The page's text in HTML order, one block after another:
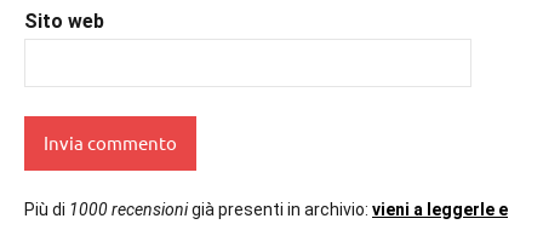
Sito web
Più di 1000 recensionigià presenti in archivio: vieni a leggerle e